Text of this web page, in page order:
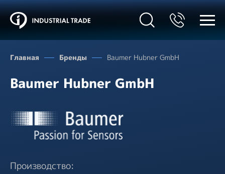
Главная Бренды Baumer Hubner GmbH
Baumer Hubner GmbH
Производство: